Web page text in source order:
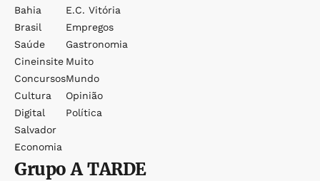
Bahia
Brasil
Saúde
Cineinsite
Concursos
Cultura
Digital
Salvador
Economia
E.c. Vitória
Empregos
Gastronomia
Muito
Mundo
Opinião
Política
GrupoA TARDE